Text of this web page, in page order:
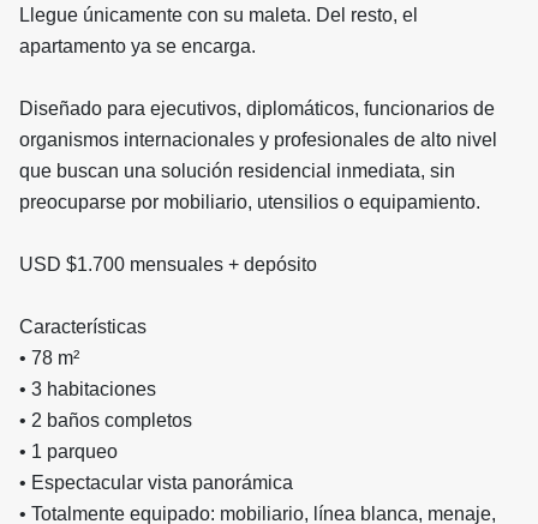
Llegue únicamente con su maleta. Del resto, el
apartamento ya se encarga.
Diseñado para ejecutivos, diplomáticos, funcionarios de
organismos internacionales y profesionales de alto nivel
que buscan una solución residencial inmediata, sin
preocuparse por mobiliario, utensilios o equipamiento.
USD $1.700 mensuales + depósito
Características
• 78 m²
• 3 habitaciones
• 2 baños completos
• 1 parqueo
• Espectacular vista panorámica
• Totalmente equipado: mobiliario, línea blanca, menaje,